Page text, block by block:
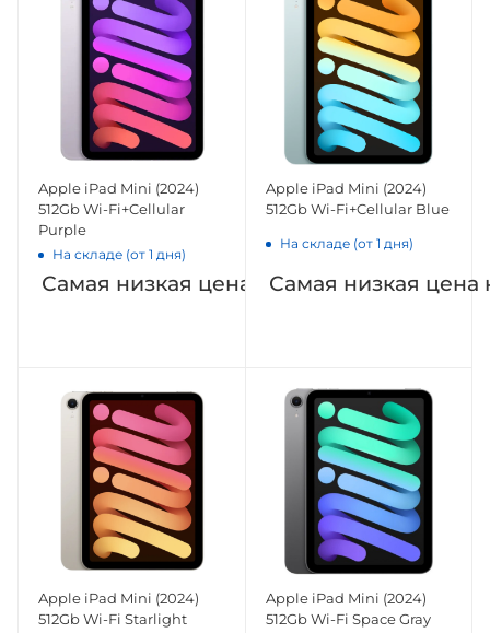
Apple iPad Mini (2024)
512Gb Wi-Fi+Cellular
Purple
На складе (от 1 дня)
Самая низкая цена на Яндекс.Маркете
Apple iPad Mini (2024)
512Gb Wi-Fi+Cellular Blue
На складе (от 1 дня)
Самая низкая цена
Apple iPad Mini (2024)
512Gb Wi-Fi Starlight
Apple iPad Mini (2024)
512Gb Wi-Fi Space Gray